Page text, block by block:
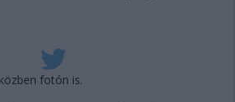
fotón is.